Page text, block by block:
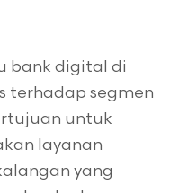
bank digital di
terhadap segmen
untuk
layanan
yang